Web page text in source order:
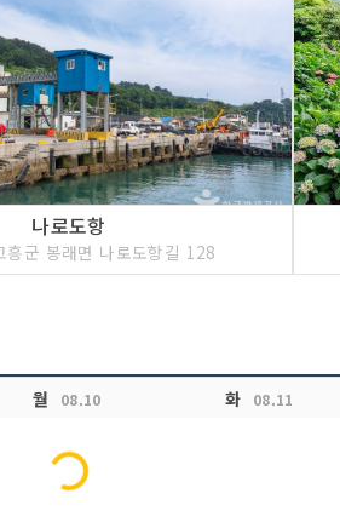
나로도항
흥군 봉래면 나로도항길 128
월 08.10 화 08.11
Loading...